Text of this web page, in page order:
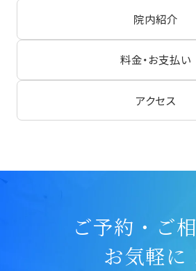
院内紹介
料金・お支払い
アクセス
ご予約・ご
お気軽に